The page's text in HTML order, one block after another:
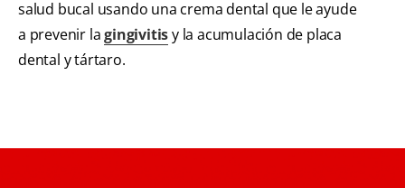
salud bucal usando una crema dental que le ayude
a prevenir lagingivitisy la acumulación de placa
dental y tártaro.